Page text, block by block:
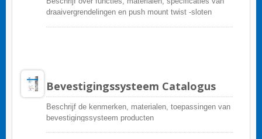
draaivergrendelingen en push mount twist -sloten
Bevestigingssysteem Catalogus
Beschrijf de kenmerken, materialen, toepassingen van
bevestigingssysteem producten